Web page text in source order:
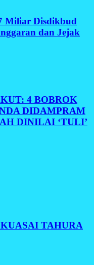
Miliar Disdikbud
dan Jejak
4 BOBROK
DIDAMPRAM
DINILAI ‘TULI’
TAHURA